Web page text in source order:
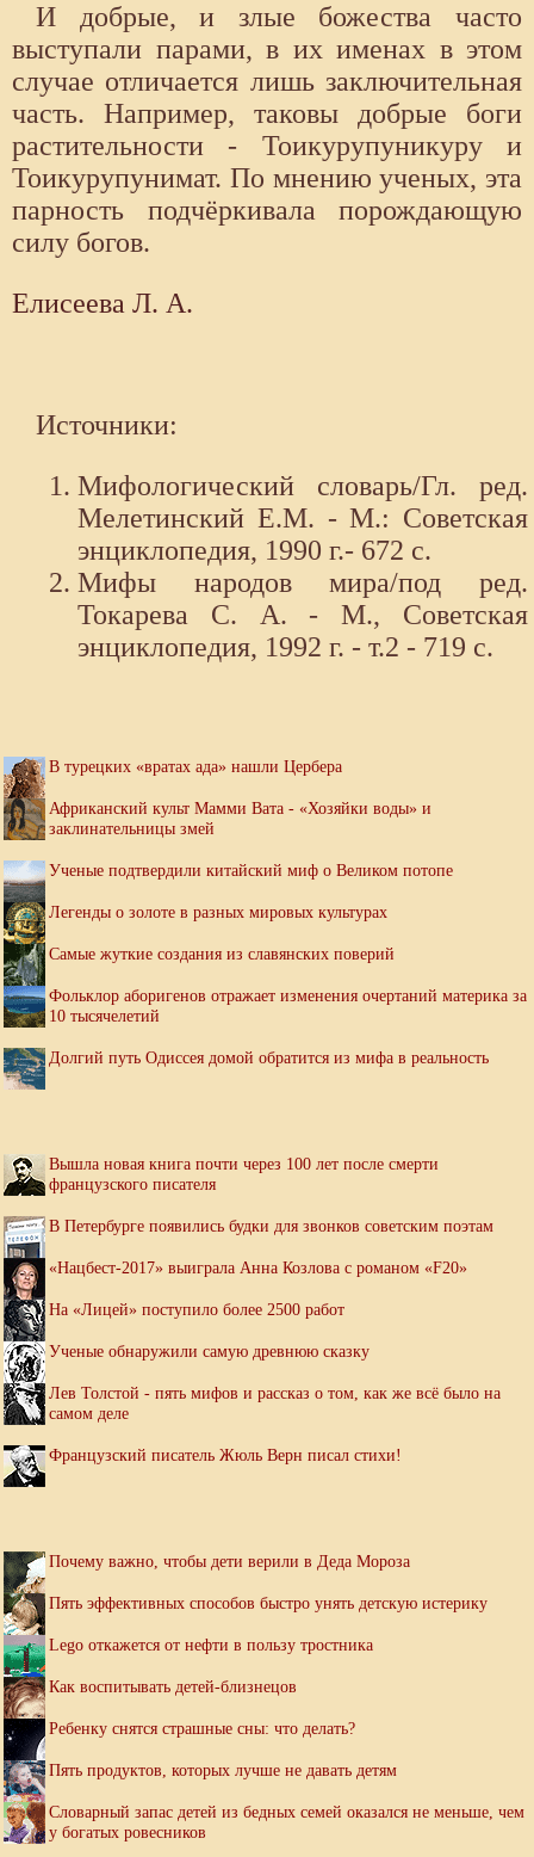
И добрые, и злые божества часто
выступали парами, в их именах в этом
случае отличается лишь заключительная
часть. Например, таковы добрые боги
растительности - Тоикурупуникуру и
Тоикурупунимат. По мнению ученых, эта
парность подчёркивала порождающую
силу богов.
Елисеева Л. А.
Источники:
Мифологический словарь/Гл. ред.
Мелетинский Е.М. - М.: Советская
энциклопедия, 1990 г.- 672 с.
Мифы народов мира/под ред.
Токарева С. А. - М., Советская
энциклопедия, 1992 г. - т.2 - 719 с.
В турецких «вратах ада» нашли Цербера
Африканский культ Мамми Вата - «Хозяйки воды» и
заклинательницы змей
Ученые подтвердили китайский миф о Великом потопе
Легенды о золоте в разных мировых культурах
Самые жуткие создания из славянских поверий
Фольклор аборигенов отражает изменения очертаний материка за
10 тысячелетий
Долгий путь Одиссея домой обратится из мифа в реальность
Вышла новая книга почти через 100 лет после смерти
французского писателя
В Петербурге появились будки для звонков советским поэтам
«Нацбест-2017» выиграла Анна Козлова с романом «F20»
На «Лицей» поступило более 2500 работ
Ученые обнаружили самую древнюю сказку
Лев Толстой - пять мифов и рассказ о том, как же всё было на
самом деле
Французский писатель Жюль Верн писал стихи!
Почему важно, чтобы дети верили в Деда Мороза
Пять эффективных способов быстро унять детскую истерику
Lego откажется от нефти в пользу тростника
Как воспитывать детей-близнецов
Ребенку снятся страшные сны: что делать?
Пять продуктов, которых лучше не давать детям
Словарный запас детей из бедных семей оказался не меньше, чем
у богатых ровесников